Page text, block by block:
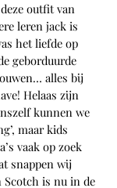
outfit van
leren jack is
het liefde op
geborduurde
alles bij
Helaas zijn
kunnen we
maar kids
vaak op zoek
snappen wij
Scotch is nu in de